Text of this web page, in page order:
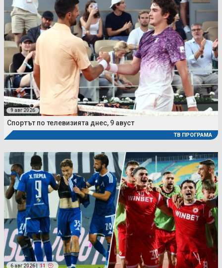
9 авг 2026
Спортът по телевизията днес, 9 авуст
ТВ ПРОГРАМА
6 авг 2026 | 11